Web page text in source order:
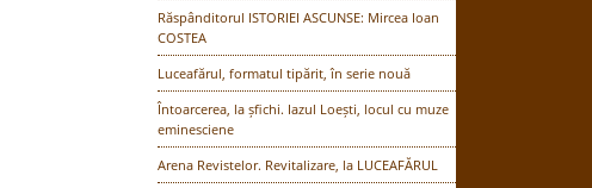
Răspânditorul ISTORIEI ASCUNSE: Mircea Ioan
COSTEA
Luceafărul, formatul tipărit, în serie nouă
Întoarcerea, la șfichi. Iazul Loești, locul cu muze
eminesciene
Arena Revistelor. Revitalizare, la LUCEAFĂRUL